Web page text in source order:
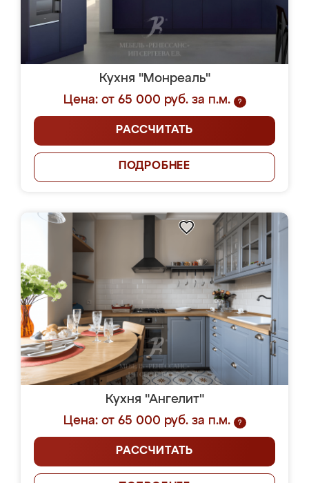
Кухня "Монреаль"
Цена: от 65 000 руб. за п.м.
?
РАССЧИТАТЬ
ПОДРОБНЕЕ
Кухня "Ангелит"
Цена: от 65 000 руб. за п.м.
?
РАССЧИТАТЬ